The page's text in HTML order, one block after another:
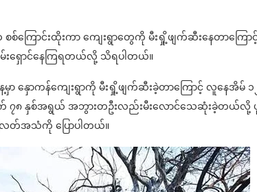
ကြောင်းထိုးကာ ကျေးရွာတွေကို မီးရှို့ဖျက်ဆီးနေတာကြော
းရှောင်နေကြရတယ်လို့ သိရပါတယ်။
ာ နှောကန်ကျေးရွာကို မီးရှို့ဖျက်ဆီးခဲ့တာကြောင့် လူနေအိမ် ၁
၇၈ နှစ်အရွယ် အဘွားတဦးလည်းမီးလောင်သေဆုံးခဲ့တယ်လို့
လတ်အသံကို ပြောပါတယ်။